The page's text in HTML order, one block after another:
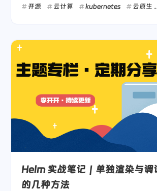
开源 云计算 kubernetes 云原生
Helm 实战笔记｜单独渲染与
的几种方法